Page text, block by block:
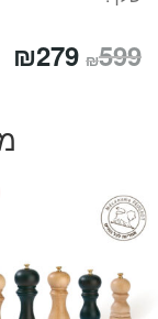
₪599 המחיר
₪279